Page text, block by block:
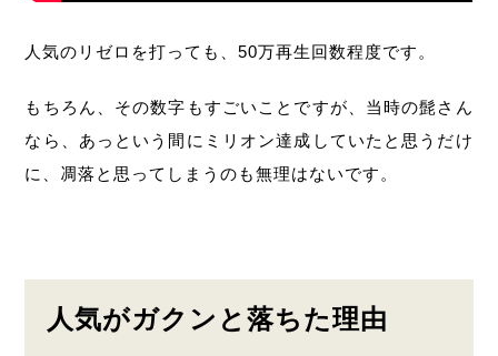
人気のリゼロを打っても、50万再生回数程度です。
もちろん、その数字もすごいことですが、当時の髭さん
なら、あっという間にミリオン達成していたと思うだけ
に、凋落と思ってしまうのも無理はないです。
人気がガクンと落ちた理由